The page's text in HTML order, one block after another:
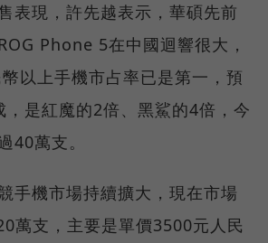
表現，許先越表示，華碩先前
Phone 5在中國迴響很大，
以上手機市占率已是第一，預
是紅魔的2倍、黑鯊的4倍，今
40萬支。
手機市場持續擴大，現在市場
萬支，主要是單價3500元人民